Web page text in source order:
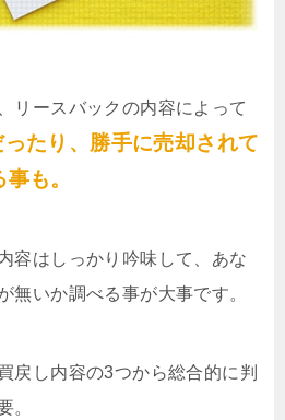
リースバックの内容によって
たり、勝手に売却されて
も。
容はしっかり吟味して、あな
無いか調べる事が大事です。
戻し内容の3つから総合的に判
。